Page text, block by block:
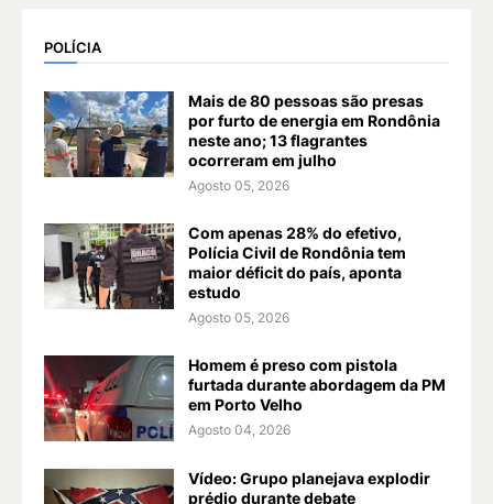
POLÍCIA
Mais de 80 pessoas são presas
por furto de energia em Rondônia
neste ano; 13 flagrantes
ocorreram em julho
Agosto 05, 2026
Com apenas 28% do efetivo,
Polícia Civil de Rondônia tem
maior déficit do país, aponta
estudo
Agosto 05, 2026
Homem é preso com pistola
furtada durante abordagem da PM
em Porto Velho
Agosto 04, 2026
Vídeo: Grupo planejava explodir
prédio durante debate